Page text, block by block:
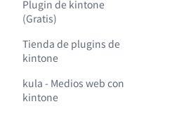
Plugin de kintone
(Gratis)
Tienda de plugins de
kintone
kula - Medios web con
kintone